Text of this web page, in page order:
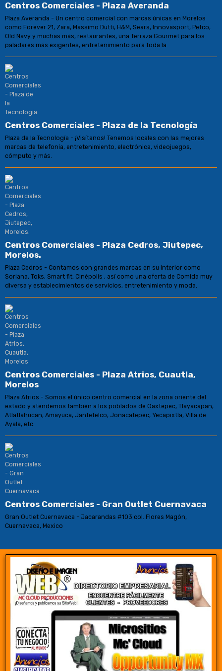
Centros Comerciales - Plaza Averanda
Plaza Averanda - Un centro comercial con marcas únicas en Morelos
como Forever 21, Zara, Massimo Dutti, H&M, Sears, Innovasport, Petco,
Old Navy y muchas más, restaurantes, una Terraza Gourmet para los
paladares más exigentes, entretenimiento para toda la
Centros Comerciales - Plaza de la Tecnología
Plaza de la Tecnología - ¡Visítanos! Tenemos locales con las mejores
marcas de telefonía, entretenimiento, electrónica, videojuegos,
cómputo y más.
Centros Comerciales - Plaza Cedros, Jiutepec,
Morelos.
Plaza Cedros - Contamos con grandes marcas en su interior como
Soriana, Toks, Smart fit, Cinépolis , así como una oferta de Comida muy
diversa y establecimientos de servicios, entretenimiento y moda.
Centros Comerciales - Plaza Atrios, Cuautla,
Morelos
Plaza Atrios - Somos el único centro comercial en la zona oriente del
estado y atendemos también a los poblados de Oaxtepec, Tlayacapan,
Atlatlahucan, Amayuca, Jantetelco, Jonacatepec, Yecapixtla, Villa de
Ayala, etc.
Centros Comerciales - Gran Outlet Cuernavaca
Gran Outlet Cuernavaca - Jacarandas #103 col. Flores Magón,
Cuernavaca, Mexico